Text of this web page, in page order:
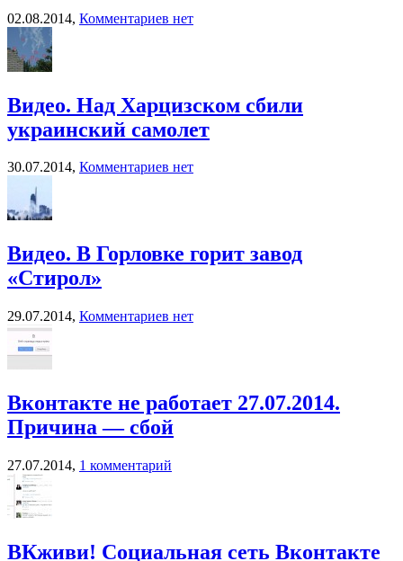
02.08.2014, Комментариев нет
Видео. Над Харцизском сбили
украинский самолет
30.07.2014, Комментариев нет
Видео. В Горловке горит завод
«Стирол»
29.07.2014, Комментариев нет
Вконтакте не работает 27.07.2014.
Причина — сбой
27.07.2014, 1 комментарий
ВКживи! Социальная сеть Вконтакте